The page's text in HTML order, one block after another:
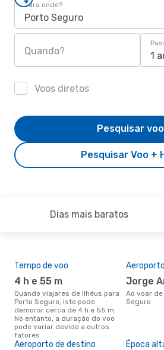
Para onde?
Porto Seguro
Quando? 1
Voos diretos
Pesquisar Voo +
Pesquisar
Dias mais baratos
Tempo de voo
4 h e 55 m
Quando viajares de Ilhéus para
Porto Seguro, isto pode
demorar cerca de 4 h e 55 m.
No entanto, a duração do voo
pode variar devido a outros
fatores
Jorge
Ao voar de Ilhéus para Porto
Seguro
Aeroporto de destino Época